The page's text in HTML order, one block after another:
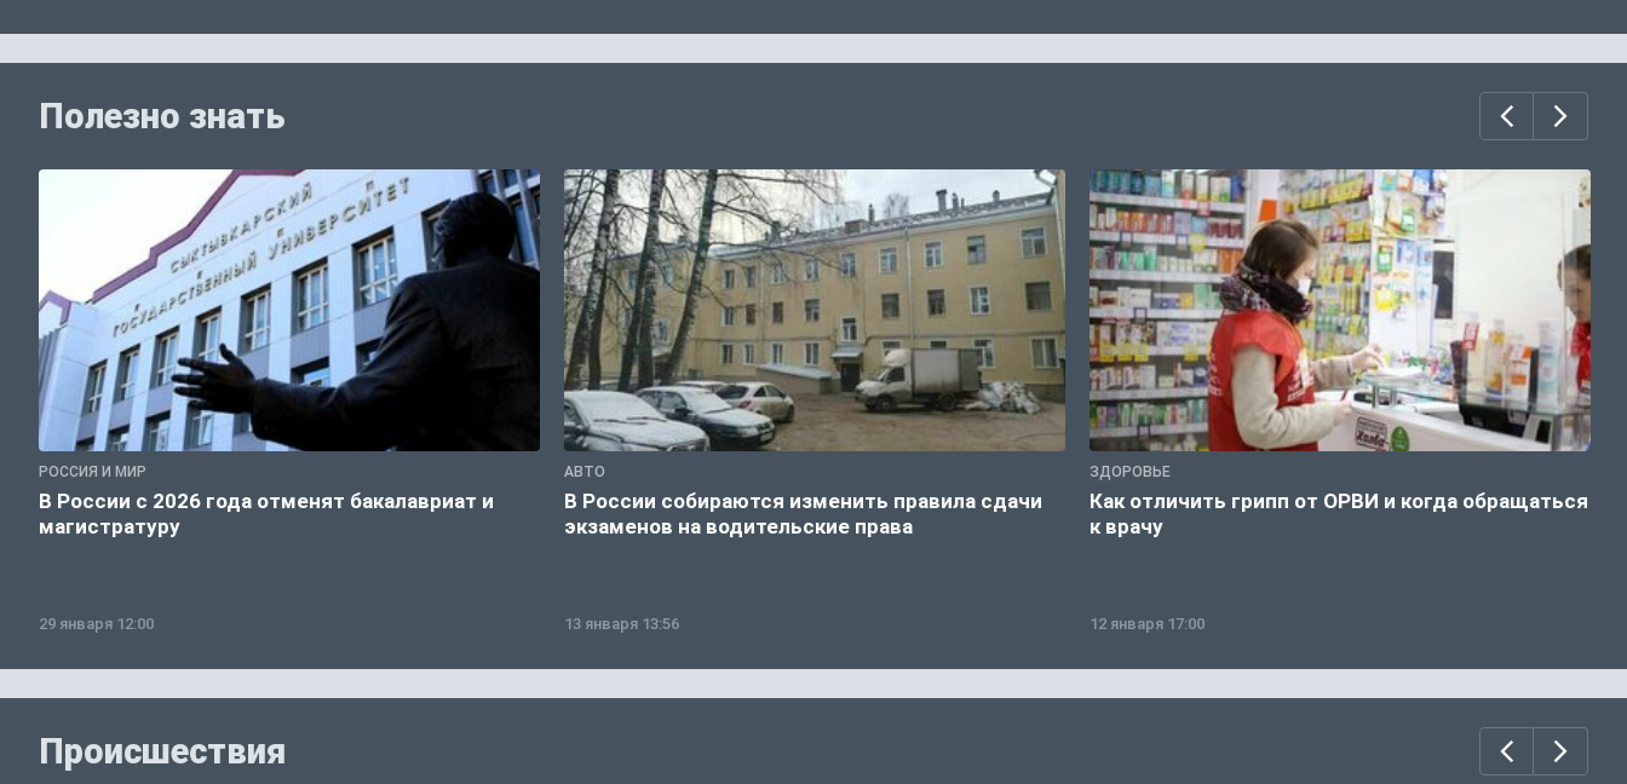
Полезно знать
РОССИЯ И МИР
В России с 2026 года отменят бакалавриат и
магистратуру
29 января 12:00
АВТО
В России собираются изменить правила сдачи
экзаменов на водительские права
13 января 13:56
ЗДОРОВЬЕ
Как отличить грипп от ОРВИ и когда обращаться
к врачу
12 января 17:00
Происшествия